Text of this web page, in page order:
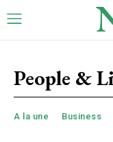
People &
A la une Business